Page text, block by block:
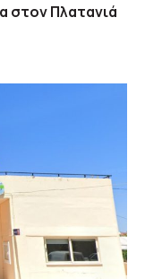
στον Πλατανιά